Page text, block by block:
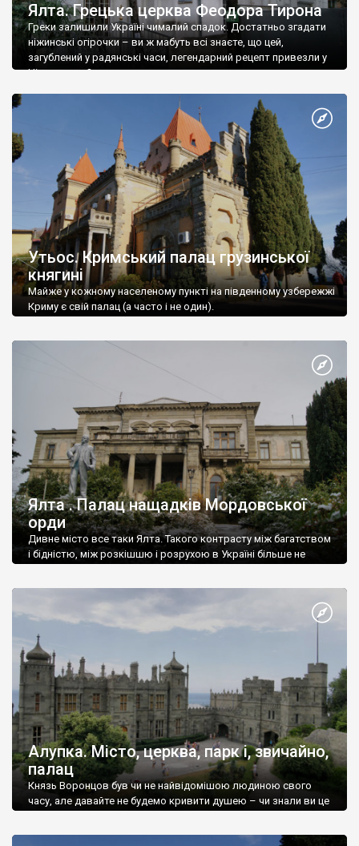
Ялта. Грецька церква Феодора Тирона
Греки залишили Україні чималий спадок. Достатньо згадати
ніжинські огірочки – ви ж мабуть всі знаєте, що цей,
загублений у радянські часи, легендарний рецепт привезли у
Ніжин греки?
Утьос. Кримський палац грузинської
княгині
Майже у кожному населеному пункті на південному узбережжі
Криму є свій палац (а часто і не один).
Ялта . Палац нащадків Мордовської
орди
Дивне місто все таки Ялта. Такого контрасту між багатством
і бідністю, між розкішшю і розрухою в Україні більше не
Алупка. Місто, церква, парк і, звичайно,
палац
Князь Воронцов був чи не найвідомішою людиною свого
часу, але давайте не будемо кривити душею – чи знали ви це